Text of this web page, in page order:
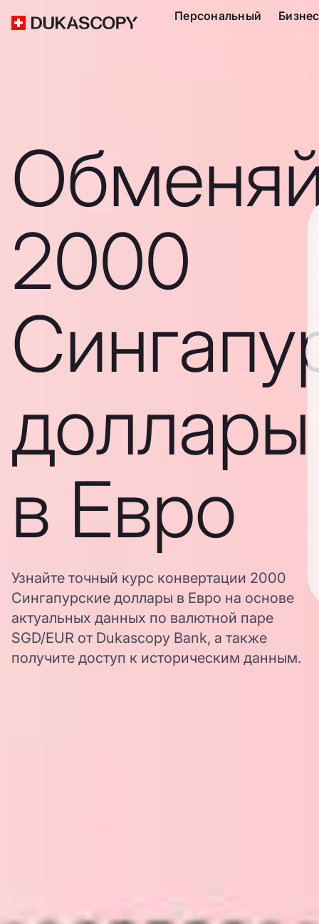
Персональный Бизнес
2000
доллары
в Евро
Узнайте точный курс конвертации 2000
Сингапурские доллары в Евро на основе
актуальных данных по валютной паре
SGD/EUR от Dukascopy Bank, а также
получите доступ к историческим данным.